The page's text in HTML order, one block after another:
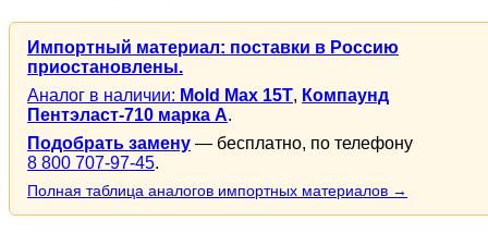
Импортный материал: поставки в Россию
приостановлены.
Аналог в наличии: Mold Max 15T, Компаунд
Пентэласт-710 марка А.
Подобрать замену — бесплатно, по телефону
8 800 707-97-45.
Полная таблица аналогов импортных материалов →